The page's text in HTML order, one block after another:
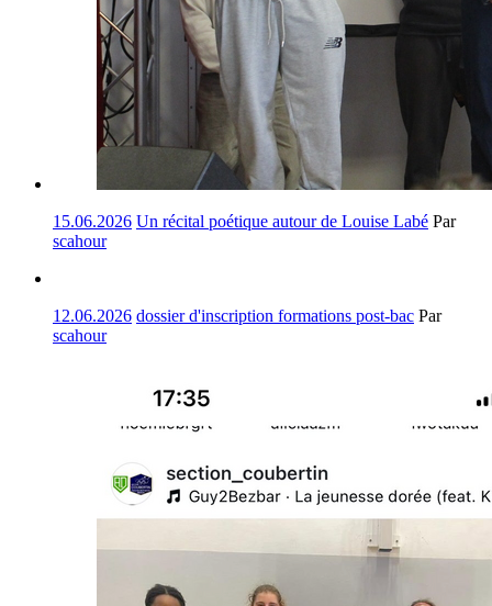
15.06.2026 Un récital poétique autour de Louise Labé Par
scahour
12.06.2026 dossier d'inscription formations post-bac Par
scahour